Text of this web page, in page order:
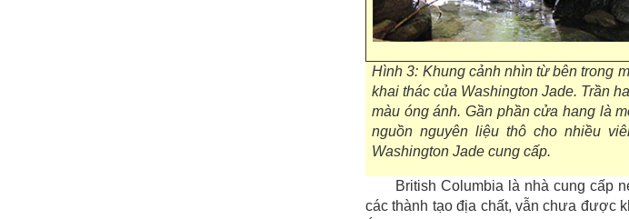
Hình 3: Khung cảnh nhìn từ bên trong
khai thác của Washington Jade. Trần
màu óng ánh. Gần phần cửa hang là
nguồn nguyên liệu thô cho nhiều
Washington Jade cung cấp.
British Columbia là nhà cung cấp
các thành tạo địa chất, vẫn chưa được